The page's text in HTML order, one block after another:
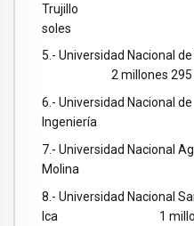
Trujillo 1
soles
5.- Universidad
2 millones 295
6.- Universidad Nacional de
Ingeniería
7.- Universidad Nacional
Molina 426
8.- Universidad Nacional
Ica 1 millones